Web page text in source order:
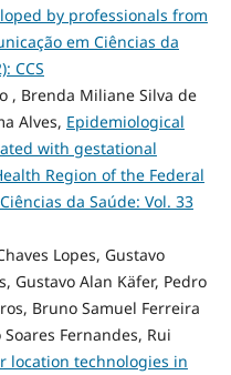
by professionals from
em Ciências da
CCS
, Brenda Miliane Silva de
Alves, Epidemiological
with gestational
Region of the Federal
da Saúde: Vol. 33
Lopes, Gustavo
Gustavo Alan Käfer, Pedro
Bruno Samuel Ferreira
Fernandes, Rui
location technologies in